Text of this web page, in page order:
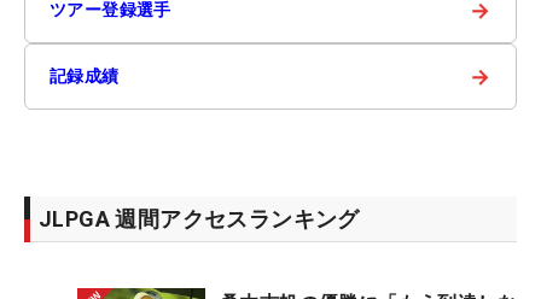
ツアー登録選手 →
記録成績 →
JLPGA 週間アクセスランキング